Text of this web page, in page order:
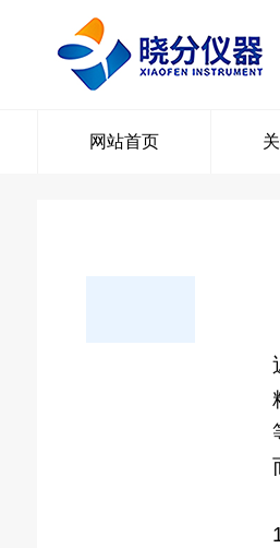
网站首页